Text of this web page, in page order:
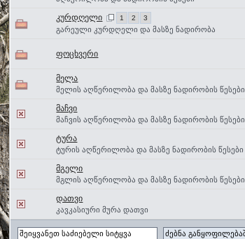
კურდღელი 1 2 3
გარეული კურდღელი და მასზე ნადირობა
ფოცხვერი
მელა
მელის აღწერილობა და მასზე ნადირობის წესები
მაჩვი
მაჩვის აღწერილობა და მასზე ნადირობის წესები
ტურა
ტურის აღწერილობა და მასზე ნადირობის წესები
მგელი
მგლის აღწერილობა და მასზე ნადირობის წესები
დათვი
კავკასიური მურა დათვი